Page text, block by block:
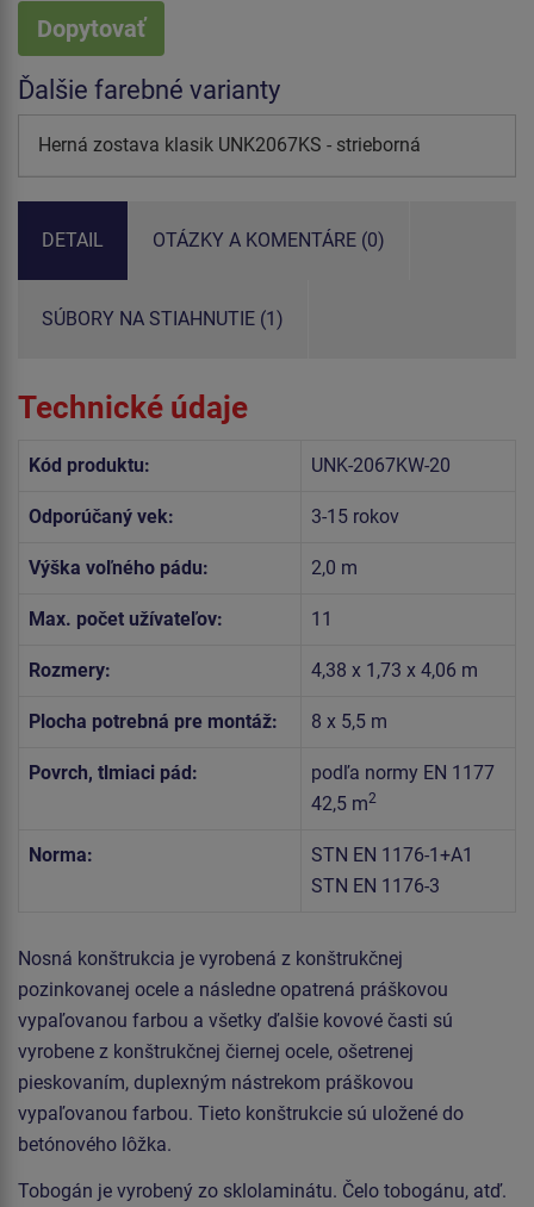
Dopytovať
Ďalšie farebné varianty
Herná zostava klasik UNK2067KS - strieborná
DETAIL OTÁZKY A KOMENTÁRE (0)
SÚBORY NA STIAHNUTIE (1)
Technické údaje
Kód produktu: UNK-2067KW-20
Odporúčaný vek: 3-15 rokov
Výška voľného pádu: 2,0 m
Max. počet užívateľov: 11
Rozmery: 4,38 x 1,73 x 4,06 m
Plocha potrebná pre montáž: 8 x 5,5 m
Povrch, tlmiaci pád:
podľa normy EN 1177
42,5 m2
Norma:
STN EN 1176-1+A1
STN EN 1176-3
Nosná konštrukcia je vyrobená z konštrukčnej
pozinkovanej ocele a následne opatrená práškovou
vypaľovanou farbou a všetky ďalšie kovové časti sú
vyrobene z konštrukčnej čiernej ocele, ošetrenej
pieskovaním, duplexným nástrekom práškovou
vypaľovanou farbou. Tieto konštrukcie sú uložené do
betónového lôžka.
Tobogán je vyrobený zo sklolaminátu. Čelo tobogánu, atď.